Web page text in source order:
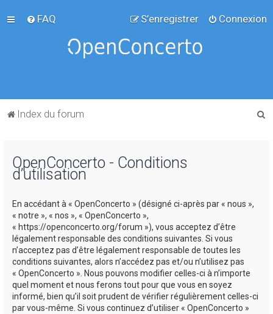
FAQ Connexion
S’enregistrer
Index du forum
OpenConcerto - Conditions
d’utilisation
En accédant à « OpenConcerto » (désigné ci-après par « nous »,
« notre », « nos », « OpenConcerto »,
« https://openconcerto.org/forum »), vous acceptez d’être
légalement responsable des conditions suivantes. Si vous
n’acceptez pas d’être légalement responsable de toutes les
conditions suivantes, alors n’accédez pas et/ou n’utilisez pas
« OpenConcerto ». Nous pouvons modifier celles-ci à n’importe
quel moment et nous ferons tout pour que vous en soyez
informé, bien qu’il soit prudent de vérifier régulièrement celles-ci
par vous-même. Si vous continuez d’utiliser « OpenConcerto »